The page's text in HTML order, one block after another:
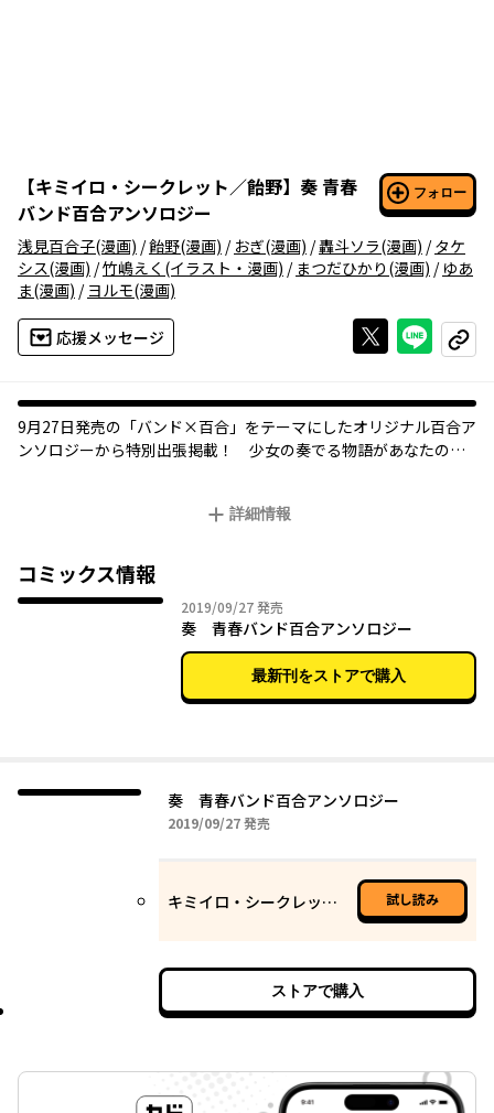
【キミイロ・シークレット／飴野】 奏 青春
バンド百合アンソロジー
フォロー
浅見百合子(漫画) /飴野(漫画) / おぎ(漫画) /轟斗ソラ(漫画) /タケ
シス(漫画) /竹嶋えく (イラスト・漫画) / まつだひかり (漫画) / ゆあ
ま(漫画) / ヨルモ(漫画)
応援メッセージ Xで投稿する
ライン
コピー
9月27日発売の「バンド×百合」をテーマにしたオリジナル百合ア
ンソロジーから特別出張掲載！ 少女の奏でる物語があなたの心
詳細情報
コミックス情報
2019/09/272019年09月27日
発売
奏 青春バンド百合アンソロジー
最新刊をストアで購入
奏 青春バンド百合アンソロジー
2019/09/272019年09月27日
発売
キミイロ・シークレット／飴野 試し読み
ストアで購入